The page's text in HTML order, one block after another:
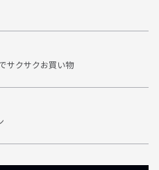
サクサクお買い物